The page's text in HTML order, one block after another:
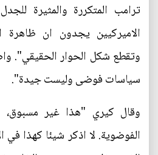
ترامب المتكررة والمثيرة
الاميركيين يجدون ان ظاهرة
وتقطع شكل الحوار الحقيقي".
سياسات فوضى وليست جيدة".
وقال كيري "هذا غير مسبوق،
الفوضوية. لا اذكر شيئا كهذا في